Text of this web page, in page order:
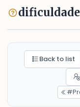
Back to list